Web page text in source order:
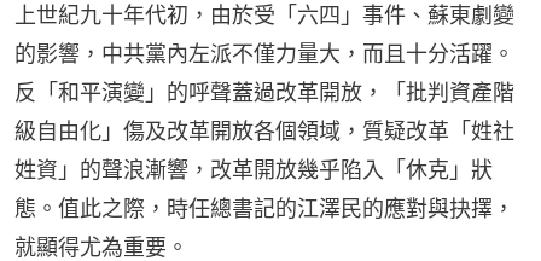
上世紀九十年代初，由於受「六四」事件、蘇東劇變
的影響，中共黨內左派不僅力量大，而且十分活躍。
反「和平演變」的呼聲蓋過改革開放，「批判資產階
級自由化」傷及改革開放各個領域，質疑改革「姓社
姓資」的聲浪漸響，改革開放幾乎陷入「休克」狀
態。值此之際，時任總書記的江澤民的應對與抉擇，
就顯得尤為重要。